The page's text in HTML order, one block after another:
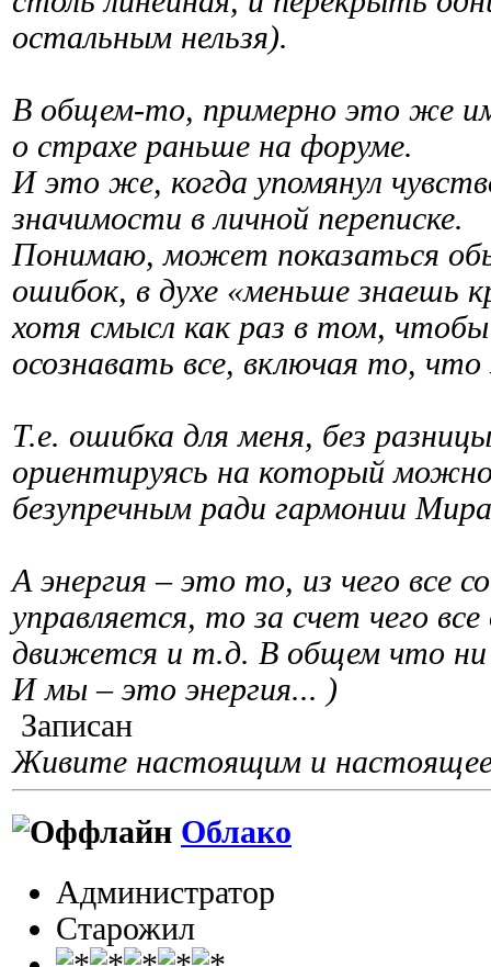
остальным нельзя).
В общем-то, примерно это же
о страхе раньше на форуме.
И это же, когда упомянул
значимости в личной переписке.
Понимаю, может показаться
ошибок, в духе «меньше знаешь
хотя смысл как раз в том,
осознавать все, включая то,
Т.е. ошибка для меня, без
ориентируясь на который
безупречным ради гармонии
А энергия – это то, из чего все
управляется, то за счет чего
движется и т.д. В общем что ни
И мы – это энергия... )
Записан
Живите настоящим и
Облако
Администратор
Старожил